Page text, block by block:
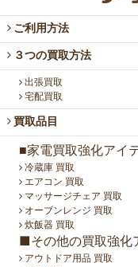
ご利用方法
３つの買取方法
出張買取
宅配買取
買取品目
■家電買取強化アイ
冷蔵庫 買取
エアコン 買取
マッサージチェア 買取
オーブンレンジ 買取
炊飯器 買取
■その他の買取強化
アウトドア用品 買取